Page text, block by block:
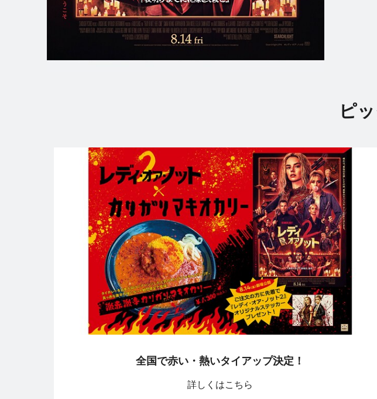
ピ
全国で赤い・熱いタイアップ決定！
詳しくはこちら